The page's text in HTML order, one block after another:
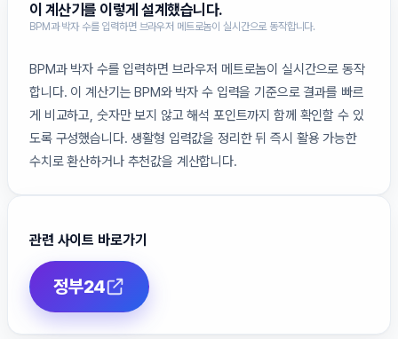
이 계산기를 이렇게 설계했습니다.
BPM과 박자 수를 입력하면 브라우저 메트로놈이 실시간으로 동작합니다.
BPM과 박자 수를 입력하면 브라우저 메트로놈이 실시간으로 동작
합니다. 이 계산기는 BPM와 박자 수 입력을 기준으로 결과를 빠르
게 비교하고, 숫자만 보지 않고 해석 포인트까지 함께 확인할 수 있
도록 구성했습니다. 생활형 입력값을 정리한 뒤 즉시 활용 가능한
수치로 환산하거나 추천값을 계산합니다.
관련 사이트 바로가기
정부24